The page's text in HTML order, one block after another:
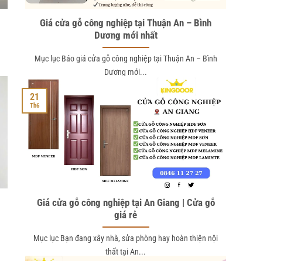
Giá cửa gỗ công nghiệp tại Thuận An – Bình
Dương mới nhất
Mục lục Báo giá cửa gỗ công nghiệp tại Thuận An – Bình
Dương mới...
Giá cửa gỗ công nghiệp tại An Giang | Cửa gỗ
giá rẻ
Mục lục Bạn đang xây nhà, sửa phòng hay hoàn thiện nội
thất tại An...
21
Th6